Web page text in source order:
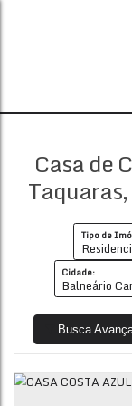
Casa de
Tipo de
Cidade:
Busca